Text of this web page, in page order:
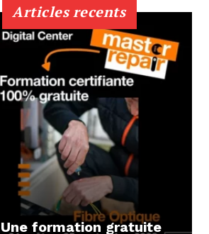
Articles recents
Une formation gratuite